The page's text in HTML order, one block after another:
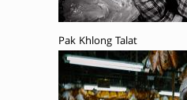
Pak Khlong Talat